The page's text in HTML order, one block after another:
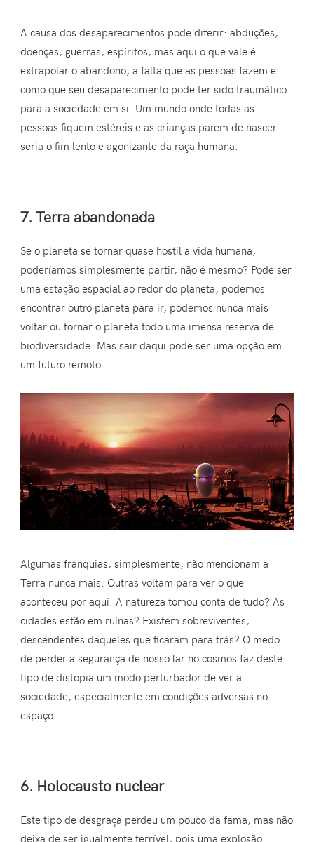
A causa dos desaparecimentos pode diferir: abduções,
doenças, guerras, espíritos, mas aqui o que vale é
extrapolar o abandono, a falta que as pessoas fazem e
como que seu desaparecimento pode ter sido traumático
para a sociedade em si. Um mundo onde todas as
pessoas fiquem estéreis e as crianças parem de nascer
seria o fim lento e agonizante da raça humana.
7. Terra abandonada
Se o planeta se tornar quase hostil à vida humana,
poderíamos simplesmente partir, não é mesmo? Pode ser
uma estação espacial ao redor do planeta, podemos
encontrar outro planeta para ir, podemos nunca mais
voltar ou tornar o planeta todo uma imensa reserva de
biodiversidade. Mas sair daqui pode ser uma opção em
um futuro remoto.
Algumas franquias, simplesmente, não mencionam a
Terra nunca mais. Outras voltam para ver o que
aconteceu por aqui. A natureza tomou conta de tudo? As
cidades estão em ruínas? Existem sobreviventes,
descendentes daqueles que ficaram para trás? O medo
de perder a segurança de nosso lar no cosmos faz deste
tipo de distopia um modo perturbador de ver a
sociedade, especialmente em condições adversas no
espaço.
6. Holocausto nuclear
Este tipo de desgraça perdeu um pouco da fama, mas não
deixa de ser igualmente terrível, pois uma explosão